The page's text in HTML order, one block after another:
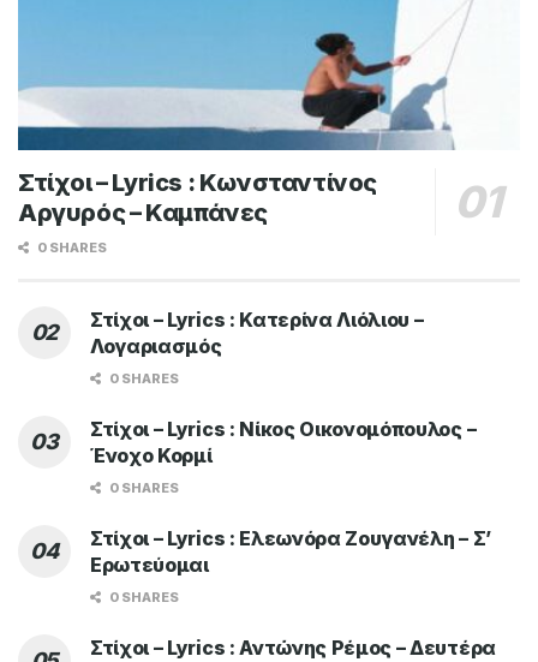
Στίχοι – Lyrics : Κωνσταντίνος
Αργυρός – Καμπάνες
0 SHARES
Στίχοι – Lyrics : Κατερίνα Λιόλιου –
Λογαριασμός
0 SHARES
Στίχοι – Lyrics : Νίκος Οικονομόπουλος –
Ένοχο Κορμί
0 SHARES
Στίχοι – Lyrics : Ελεωνόρα Ζουγανέλη – Σ’
Ερωτεύομαι
0 SHARES
Στίχοι – Lyrics : Αντώνης Ρέμος – Δευτέρα